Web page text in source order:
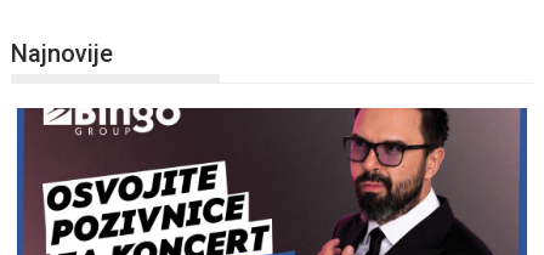
Najnovije